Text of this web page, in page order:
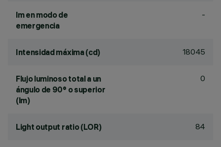
lm en modo de
emergencia
-
Intensidad máxima (cd) 18045
Flujo luminoso total a un
ángulo de 90° o superior
(lm)
0
Light output ratio (LOR) 84